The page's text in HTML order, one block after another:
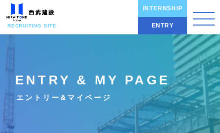
RECRUITING SITE
INTERNSHIP
ENTRY
ENTRY & MY PAGE
エントリー&マイページ